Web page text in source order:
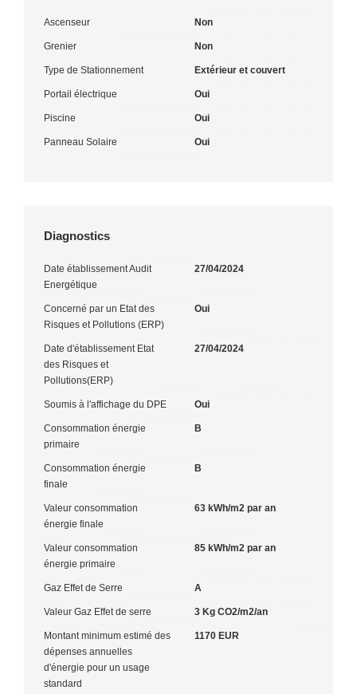
Ascenseur Non
Grenier Non
Type de Stationnement Extérieur et couvert
Portail électrique Oui
Piscine Oui
Panneau Solaire Oui
Diagnostics
Date établissement Audit
Energétique
27/04/2024
Concerné par un Etat des
Risques et Pollutions (ERP)
Oui
Date d'établissement Etat
des Risques et
Pollutions(ERP)
27/04/2024
Soumis à l'affichage du DPE Oui
Consommation énergie
primaire
B
Consommation énergie
finale
B
Valeur consommation
énergie finale
63 kWh/m2 par an
Valeur consommation
énergie primaire
85 kWh/m2 par an
Gaz Effet de Serre A
Valeur Gaz Effet de serre 3 Kg CO2/m2/an
Montant minimum estimé des
dépenses annuelles
d'énergie pour un usage
standard
1170 EUR